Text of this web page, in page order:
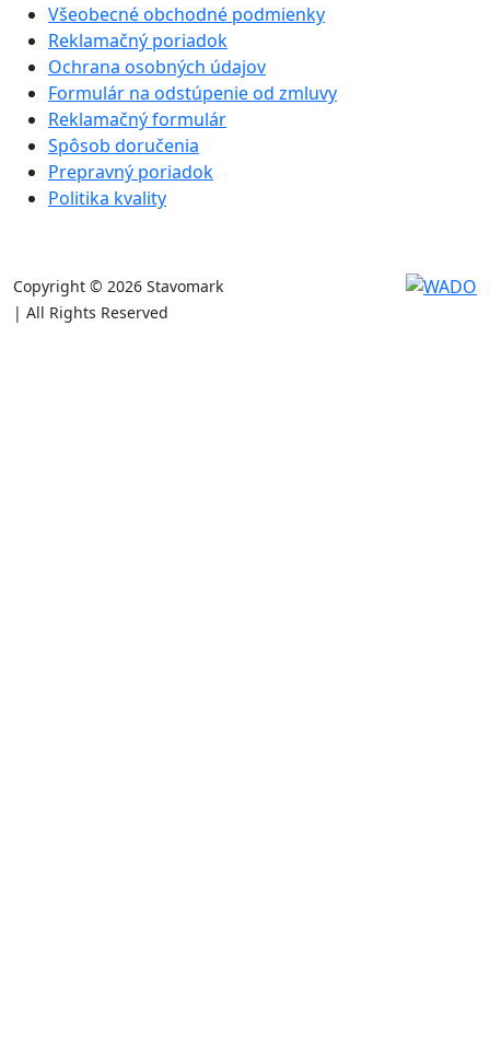
Všeobecné obchodné podmienky
Reklamačný poriadok
Ochrana osobných údajov
Formulár na odstúpenie od zmluvy
Reklamačný formulár
Spôsob doručenia
Prepravný poriadok
Politika kvality
Copyright © 2026 Stavomark
| All Rights Reserved